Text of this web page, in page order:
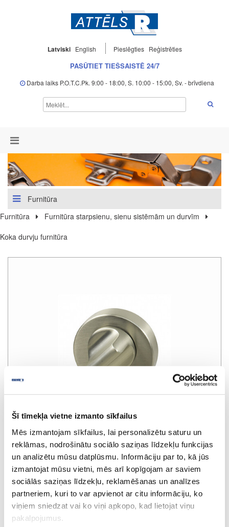
Šī tīmekļa vietne izmanto sīkfailus
Mēs izmantojam sīkfailus, lai personalizētu saturu un
reklāmas, nodrošinātu sociālo saziņas līdzekļu funkcijas
un analizētu mūsu datplūsmu. Informāciju par to, kā jūs
izmantojat mūsu vietni, mēs arī kopīgojam ar saviem
sociālās saziņas līdzekļu, reklamēšanas un analīzes
partneriem, kuri to var apvienot ar citu informāciju, ko
viņiem sniedzat vai ko viņi apkopo, kad lietojat viņu
pakalpojumus.
Latviski English Pieslēgties Reģistrēties
PASŪTIET TIEŠSAISTĒ 24/7
Darba laiks P.O.T.C.Pk. 9:00 - 18:00, S. 10:00 - 15:00, Sv. - brīvdiena
Furnitūra
Furnitūra
Furnitūra starpsienu, sienu sistēmām un durvīm
Koka durvju furnitūra
WC aizgrieznis TAVIRA / HELIX 200,
8x8mm